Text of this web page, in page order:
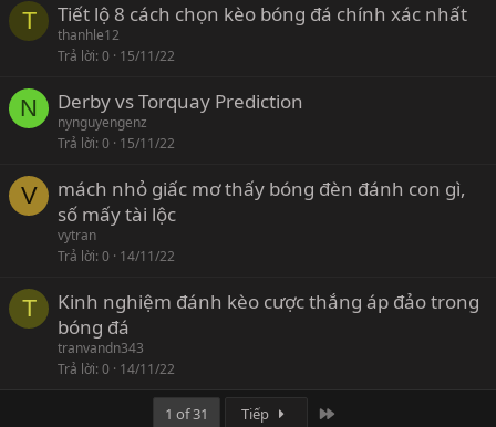
T Tiết lộ 8 cách chọn kèo bóng đá chính xác nhất
thanhle12
Trả lời 0 15/11/22
N Derby vs Torquay Prediction
nynguyengenz
Trả lời 0 15/11/22
V
mách nhỏ giấc mơ thấy bóng đèn đánh con gì,
số mấy tài lộc
vytran
Trả lời 0 14/11/22
T
Kinh nghiệm đánh kèo cược thắng áp đảo trong
bóng đá
tranvandn343
Trả lời 0 14/11/22
1 of 31 Tiếp